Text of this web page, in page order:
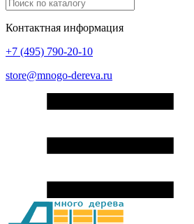
Контактная информация
+7 (495) 790-20-10
store@mnogo-dereva.ru